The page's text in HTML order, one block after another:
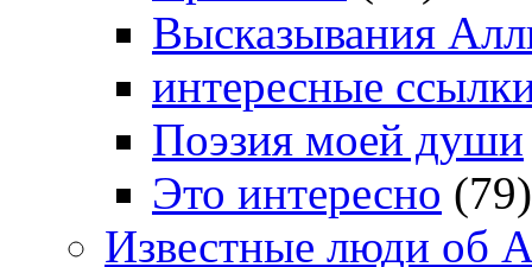
Высказывания
интересные
Поэзия моей души
Это интересно (79)
Известные люди об